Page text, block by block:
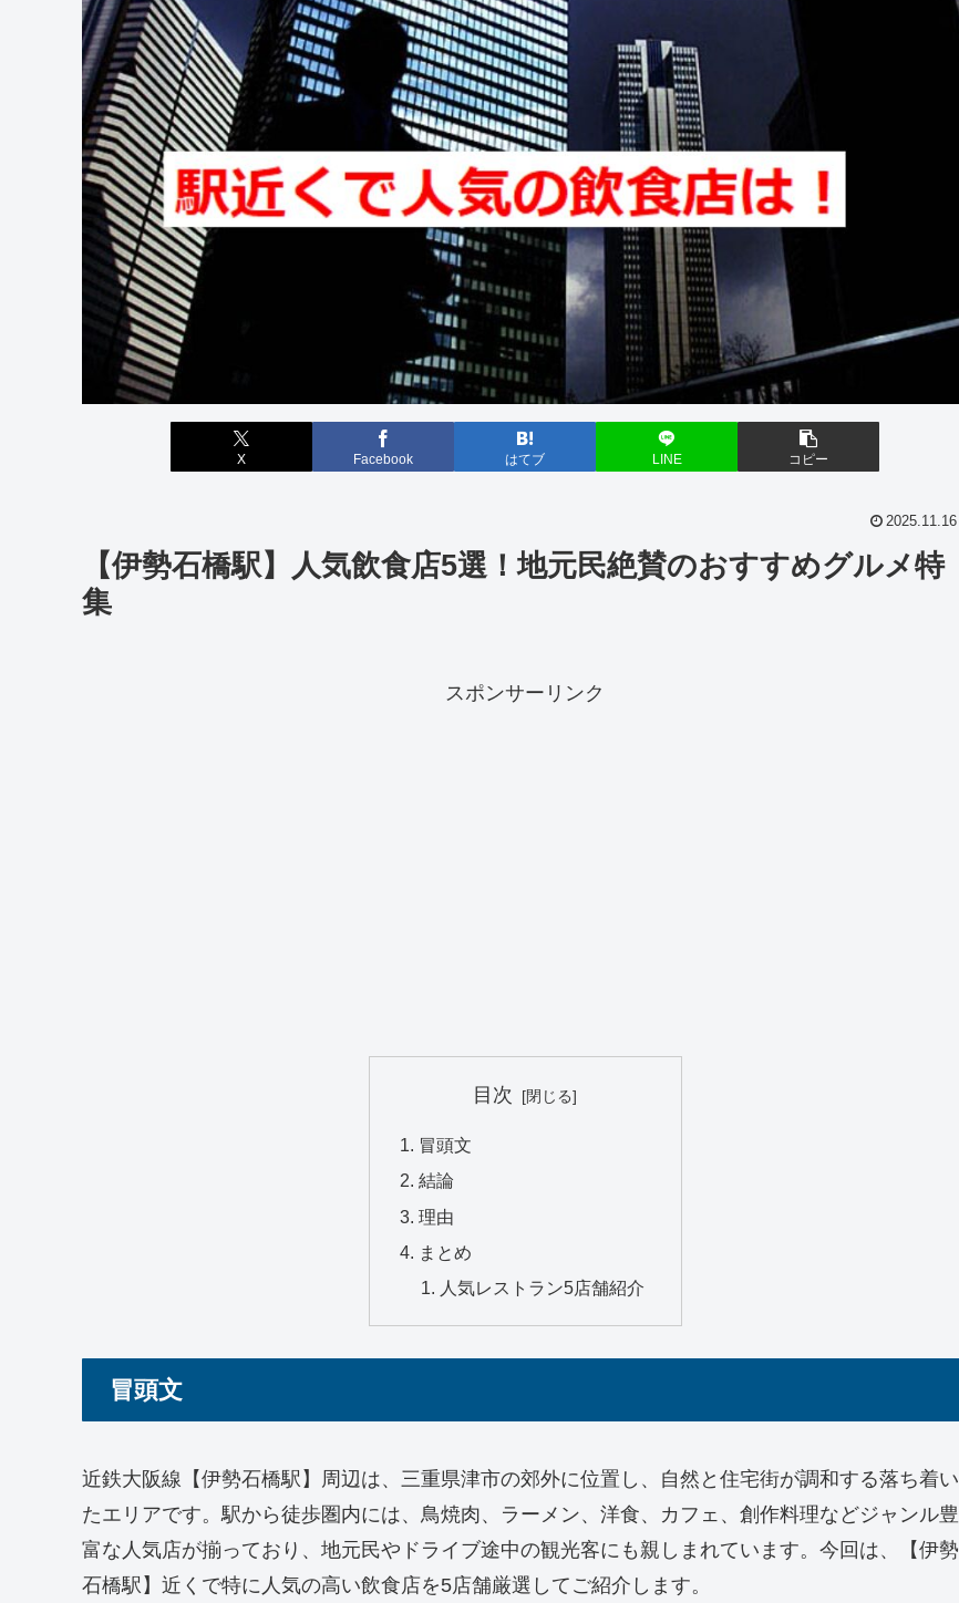
X Facebook はてブ LINE コピー
2025.11.16
【伊勢石橋駅】人気飲食店5選！地元民絶賛のおすすめグルメ特
集
スポンサーリンク
目次
冒頭文
結論
理由
まとめ
人気レストラン5店舗紹介
冒頭文
近鉄大阪線【伊勢石橋駅】周辺は、三重県津市の郊外に位置し、自然と住宅街が調和する落ち着い
たエリアです。駅から徒歩圏内には、鳥焼肉、ラーメン、洋食、カフェ、創作料理などジャンル豊
富な人気店が揃っており、地元民やドライブ途中の観光客にも親しまれています。今回は、【伊勢
石橋駅】近くで特に人気の高い飲食店を5店舗厳選してご紹介します。